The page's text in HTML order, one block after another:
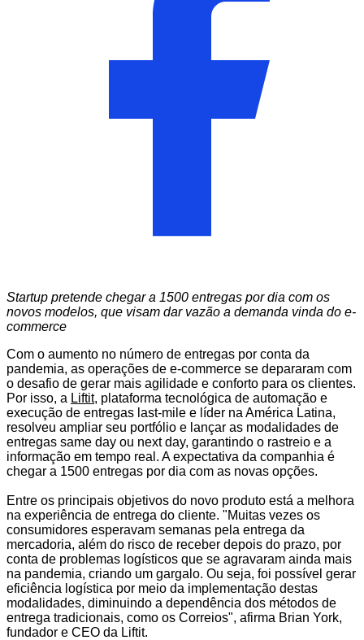
Startup pretende chegar a 1500 entregas por dia com os
novos modelos, que visam dar vazão a demanda vinda do e-
commerce
Com o aumento no número de entregas por conta da
pandemia, as operações de e-commerce se depararam com
o desafio de gerar mais agilidade e conforto para os clientes.
Por isso, a Liftit, plataforma tecnológica de automação e
execução de entregas last-mile e líder na América Latina,
resolveu ampliar seu portfólio e lançar as modalidades de
entregas same day ou next day, garantindo o rastreio e a
informação em tempo real. A expectativa da companhia é
chegar a 1500 entregas por dia com as novas opções.
Entre os principais objetivos do novo produto está a melhora
na experiência de entrega do cliente. "Muitas vezes os
consumidores esperavam semanas pela entrega da
mercadoria, além do risco de receber depois do prazo, por
conta de problemas logísticos que se agravaram ainda mais
na pandemia, criando um gargalo. Ou seja, foi possível gerar
eficiência logística por meio da implementação destas
modalidades, diminuindo a dependência dos métodos de
entrega tradicionais, como os Correios", afirma Brian York,
fundador e CEO da Liftit.